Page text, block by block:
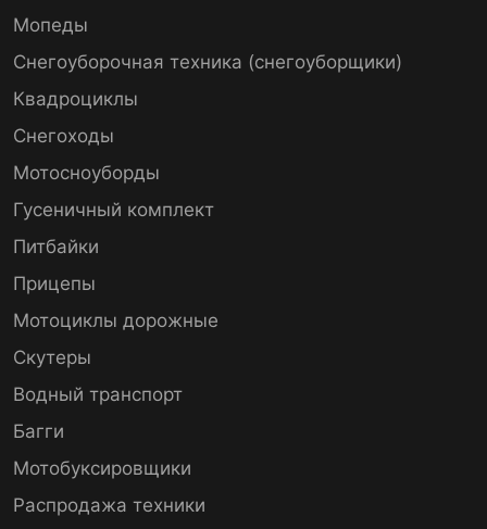
Мопеды
Снегоуборочная техника (снегоуборщики)
Квадроциклы
Снегоходы
Мотосноуборды
Гусеничный комплект
Питбайки
Прицепы
Мотоциклы дорожные
Скутеры
Водный транспорт
Багги
Мотобуксировщики
Распродажа техники